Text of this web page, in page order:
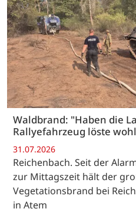
Waldbrand: "Haben die
Rallyefahrzeug löste
31.07.2026
Reichenbach. Seit der
zur Mittagszeit hält der
Vegetationsbrand bei
in Atem